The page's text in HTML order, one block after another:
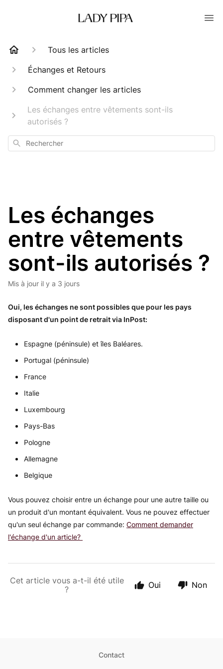
Tous les articles
Échanges et Retours
Comment changer les articles
Les échanges entre vêtements sont-ils
autorisés ?
Rechercher
Les échanges
entre vêtements
sont-ils autorisés ?
Mis à jour il y a 3 jours
Oui, les échanges ne sont possibles que pour les pays
disposant d'un point de retrait via InPost:
Espagne (péninsule) et îles Baléares.
Portugal (péninsule)
France
Italie
Luxembourg
Pays-Bas
Pologne
Allemagne
Belgique
Vous pouvez choisir entre un échange pour une autre taille ou
un produit d'un montant équivalent. Vous ne pouvez effectuer
qu'un seul échange par commande: Comment demander
l'échange d'un article?
Cet article vous a-t-il été utile
?
Oui Non
Contact